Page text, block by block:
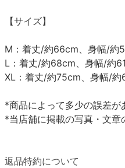
【サイズ】
M：着丈/約66cm、身幅/約
L：着丈/約68cm、身幅/約
XL：着丈/約75cm、身幅/約
*商品によって多少の誤差が
*当店舗に掲載の写真・文章
返品特約について